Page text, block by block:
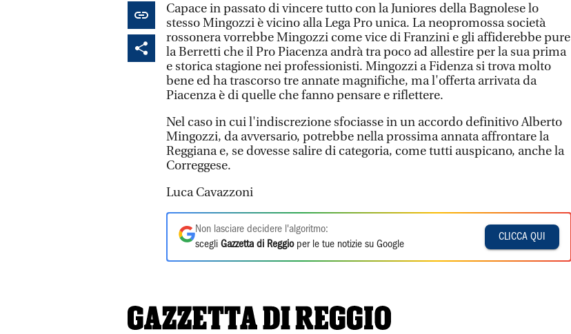
Capace in passato di vincere tutto con la Juniores della Bagnolese lo
stesso Mingozzi è vicino alla Lega Pro unica. La neopromossa società
rossonera vorrebbe Mingozzi come vice di Franzini e gli affiderebbe pure
la Berretti che il Pro Piacenza andrà tra poco ad allestire per la sua prima
e storica stagione nei professionisti. Mingozzi a Fidenza si trova molto
bene ed ha trascorso tre annate magnifiche, ma l'offerta arrivata da
Piacenza è di quelle che fanno pensare e riflettere.
Nel caso in cui l'indiscrezione sfociasse in un accordo definitivo Alberto
Mingozzi, da avversario, potrebbe nella prossima annata affrontare la
Reggiana e, se dovesse salire di categoria, come tutti auspicano, anche la
Correggese.
Luca Cavazzoni
Non lasciare decidere l'algoritmo:
scegli Gazzetta di Reggioper le tue notizie su Google
CLICCA QUI